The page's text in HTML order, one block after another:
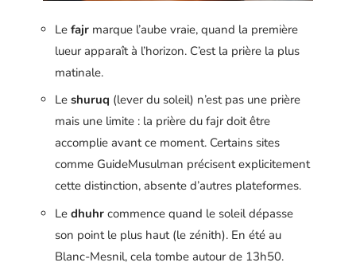
Le fajr marque l’aube vraie, quand la première
lueur apparaît à l’horizon. C’est la prière la plus
matinale.
Le shuruq (lever du soleil) n’est pas une prière
mais une limite : la prière du fajr doit être
accomplie avant ce moment. Certains sites
comme GuideMusulman précisent explicitement
cette distinction, absente d’autres plateformes.
Le dhuhr commence quand le soleil dépasse
son point le plus haut (le zénith). En été au
Blanc-Mesnil, cela tombe autour de 13h50.